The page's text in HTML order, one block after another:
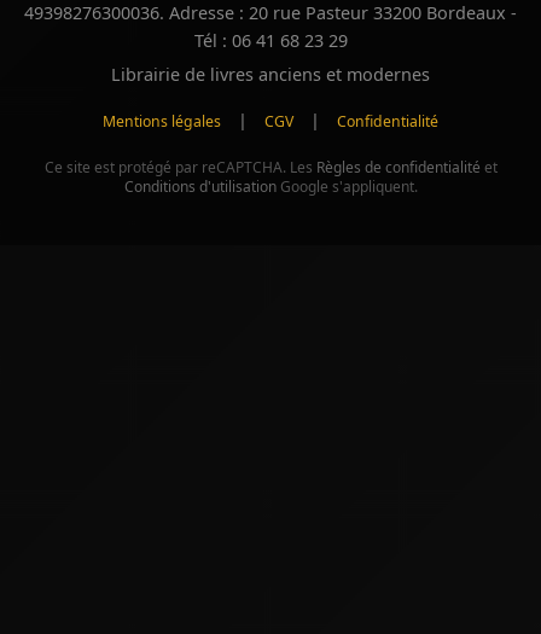
49398276300036. Adresse : 20 rue Pasteur 33200 Bordeaux -
Tél : 06 41 68 23 29
Librairie de livres anciens et modernes
Mentions légales | CGV | Confidentialité
Ce site est protégé par reCAPTCHA. Les Règles de confidentialité et
Conditions d'utilisationGoogle s'appliquent.